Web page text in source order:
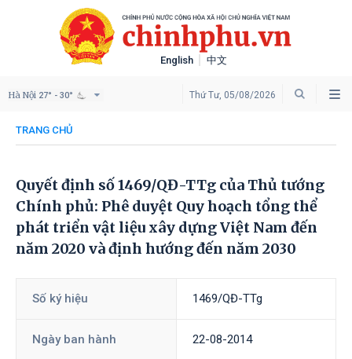
English 中文
Thứ Tư, 05/08/2026
Hà Nội 27° - 30°
TRANG CHỦ
Quyết định số 1469/QĐ-TTg của Thủ tướng
Chính phủ: Phê duyệt Quy hoạch tổng thể
phát triển vật liệu xây dựng Việt Nam đến
năm 2020 và định hướng đến năm 2030
Số ký hiệu 1469/QĐ-TTg
Ngày ban hành 22-08-2014